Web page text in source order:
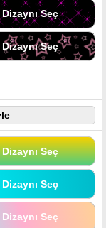
Seç
Seç
Seç
Seç
Seç